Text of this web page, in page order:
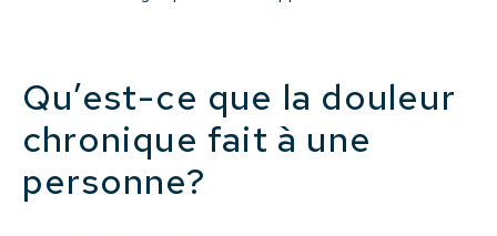
Qu’est-ce que la douleur
chronique fait à une
personne?